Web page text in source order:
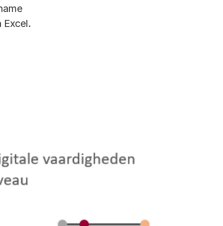
aan bod. Tot slot
Excel.